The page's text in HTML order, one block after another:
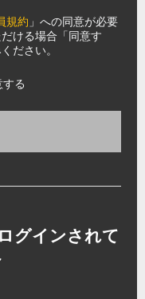
規約 」への同意が必要
ける場合「同意す
ださい。
る
グインされて